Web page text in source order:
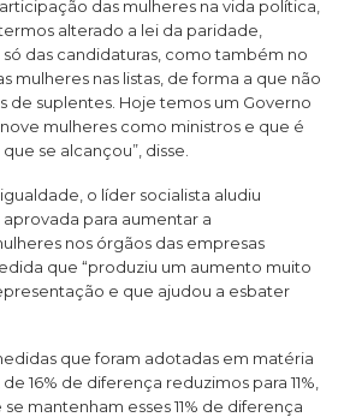
das mulheres na vida política,
alterado a lei da paridade,
das candidaturas, como também no
mulheres nas listas, de forma a que não
de suplentes. Hoje temos um Governo
mulheres como ministros e que é
se alcançou”, disse.
o líder socialista aludiu
para aumentar a
nos órgãos das empresas
que “produziu um aumento muito
e que ajudou a esbater
que foram adotadas em matéria
16% de diferença reduzimos para 11%,
mantenham esses 11% de diferença